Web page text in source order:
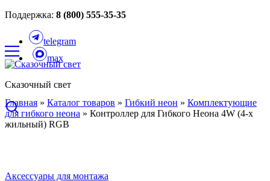
Поддержка: 8 (800) 555-35-35
telegram
max
Сказочный свет
Главная » Каталог товаров » Гибкий неон » Комплектующие
для гибкого неона » Контроллер для Гибкого Неона 4W (4-х
жильный) RGB
Аксессуары для монтажа